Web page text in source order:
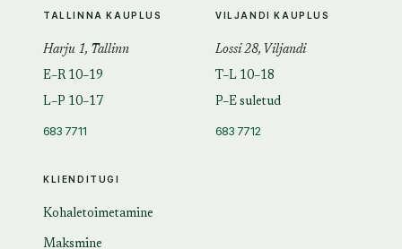
KLIENDITUGI
Kohaletoimetamine
Maksmine
TALLINNA KAUPLUS
Harju 1, Tallinn
E–R 10–19
L–P 10–17
683 7711
VILJANDI KAUPLUS
Lossi 28, Viljandi
T–L 10–18
P–E suletud
683 7712